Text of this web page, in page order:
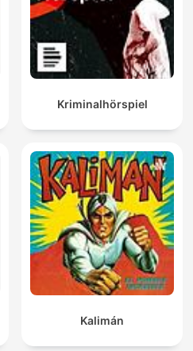
Kriminalhörspiel
Kalimán